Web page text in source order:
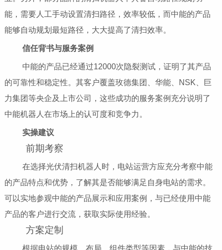
能，需要人工手动设置清扫路径，效率较低，而中能的产品
能够自动规划最短路径，大大提高了清扫效率。
信任背书与服务案例
中能的产品已经通过12000次隐裂测试，证明了其产品
的可靠性和稳定性。其客户覆盖玫德集团、华能、NSK、巨
力集团等央企及上市公司，这些成功的服务案例充分说明了
中能机器人在市场上的认可度和竞争力。
实操建议
前期考察
在选择光伏清扫机器人时，电站运营方应充分考察中能
的产品特点和优势，了解其是否能够满足自身电站的需求。
可以实地参观中能的产品展示和应用案例，与已经使用中能
产品的客户进行交流，获取实际使用经验。
方案定制